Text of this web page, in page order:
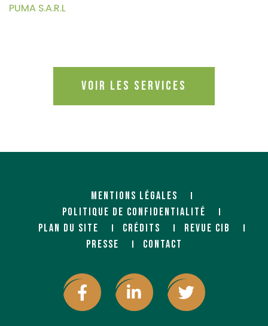
PUMA S.A.R.L
Voir les services
MENTIONS LÉGALES
POLITIQUE DE CONFIDENTIALITÉ
PLAN DU SITE
CRÉDITS
REVUE CIB
PRESSE
CONTACT